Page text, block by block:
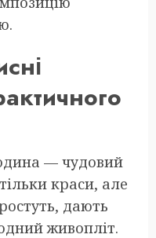
— чудовий
краси, але
дають
живопліт.